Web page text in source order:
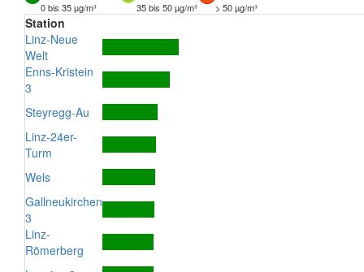
0 bis 35 µg/m³
35 bis 50 µg/m³ > 50 µg/m³
Station
Linz-Neue
Welt
Enns-Kristein
3
Steyregg-Au
Linz-24er-
Turm
Wels
Gallneukirchen
3
Linz-
Römerberg